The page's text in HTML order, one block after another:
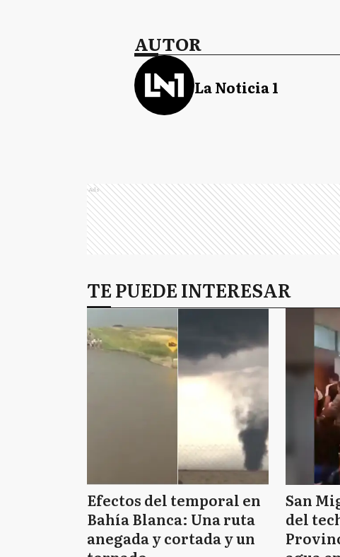
AUTOR
La Noticia 1
Ads
TE PUEDE INTERESAR
Efectos del temporal en
Bahía Blanca: Una ruta
anegada y cortada y un
San
del